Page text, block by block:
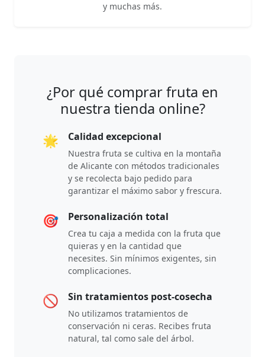
y muchas más.
¿Por qué comprar fruta en
nuestra tienda online?
🌟 Calidad excepcional
Nuestra fruta se cultiva en la montaña
de Alicante con métodos tradicionales
y se recolecta bajo pedido para
garantizar el máximo sabor y frescura.
🎯 Personalización total
Crea tu caja a medida con la fruta que
quieras y en la cantidad que
necesites. Sin mínimos exigentes, sin
complicaciones.
🚫 Sin tratamientos post-cosecha
No utilizamos tratamientos de
conservación ni ceras. Recibes fruta
natural, tal como sale del árbol.